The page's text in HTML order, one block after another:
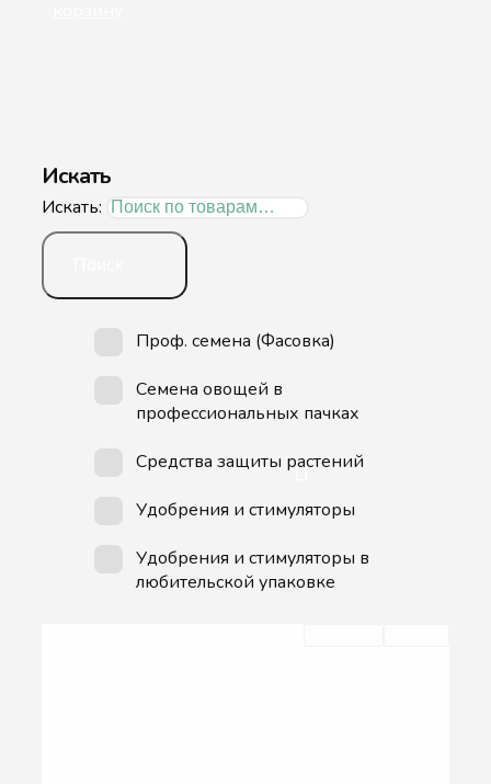
Искать
Искать:
Проф. семена (Фасовка)
Семена овощей в
профессиональных пачках
Средства защиты растений
Удобрения и стимуляторы
Удобрения и стимуляторы в
любительской упаковке